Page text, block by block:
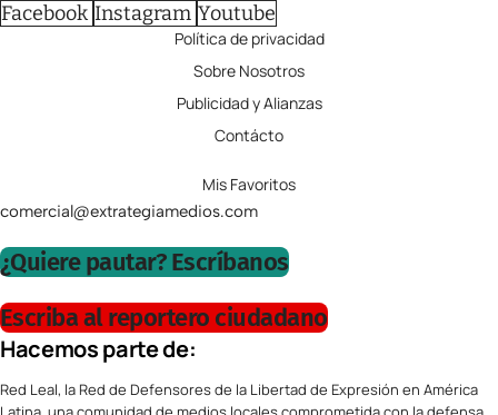
Facebook Instagram Youtube
Política de privacidad
Sobre Nosotros
Publicidad y Alianzas
Contácto
Mis Favoritos
comercial@extrategiamedios.com
¿Quiere pautar? Escríbanos
Escriba al reportero ciudadano
Hacemos parte de:
Red Leal, la Red de Defensores de la Libertad de Expresión en América